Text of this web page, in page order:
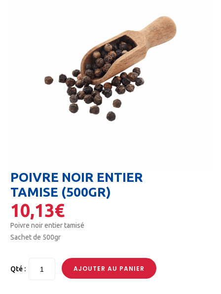
POIVRE NOIR ENTIER
TAMISE (500GR)
10,13€
Poivre noir entier tamisé
Sachet de 500gr
Qté : AJOUTER AU PANIER